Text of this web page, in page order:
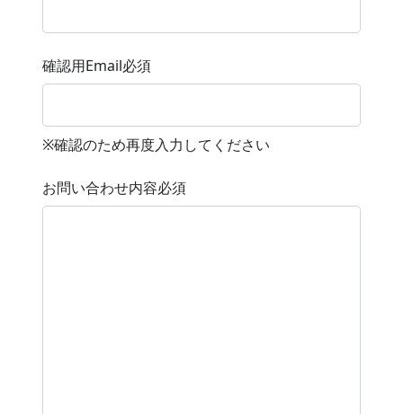
確認用Email必須
※確認のため再度入力してください
お問い合わせ内容必須